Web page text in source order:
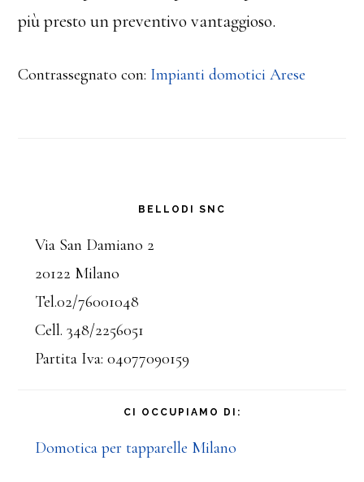
più presto un preventivo vantaggioso.
Contrassegnato con: Impianti domotici Arese
laterale
primaria
BELLODI SNC
Via San Damiano 2
20122 Milano
Tel.02/76001048
Cell. 348/2256051
Partita Iva: 04077090159
CI OCCUPIAMO DI:
Domotica per tapparelle Milano